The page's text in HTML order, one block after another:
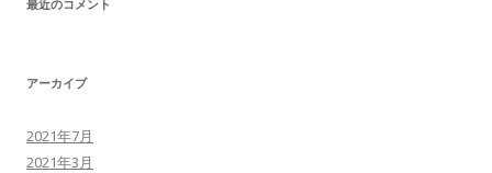
最近のコメント
アーカイブ
2021年7月
2021年3月